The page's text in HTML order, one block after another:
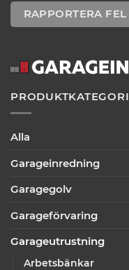
RAPPORTERA FEL
PRODUKTKATEGORI
Alla
Garageinredning
Garagegolv
Garageförvaring
Garageutrustning
Arbetsbänkar